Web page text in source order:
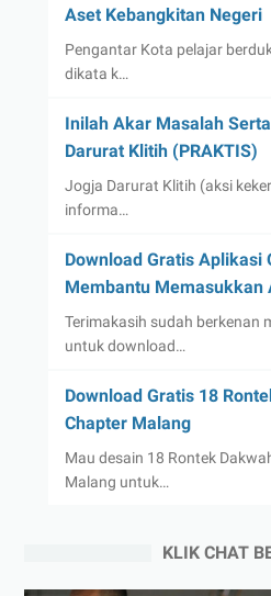
Aset Kebangkitan Negeri
Pengantar Kota pelajar
dikata k…
Inilah Akar Masalah
Darurat Klitih (PRAKTIS)
Jogja Darurat Klitih (aksi
informa…
Download Gratis Aplikasi
Membantu Memasukkan
Terimakasih sudah berkenan
untuk download…
Download Gratis 18
Chapter Malang
Mau desain 18 Rontek
Malang untuk…
KLIK CHAT